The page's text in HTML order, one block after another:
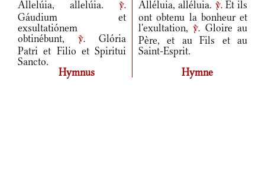
Allelúia, allelúia. v.
Gáudium et
exsultatiónem
obtinébunt,
v.
Glória
Patri et Filio et Spiritui
Sancto.
Alléluia, alléluia. v.Et ils
ont obtenu la bonheur et
l'exultation,v. Gloire au
Père, et au Fils et au
Saint-Esprit.
Hymnus
Hymne